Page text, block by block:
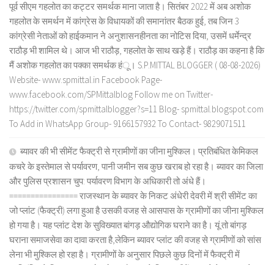
पूर्व सीएम गहलोत का कट्टर समर्थक माना जाता है। सितंबर 2022 में अब अशोक
गहलोत के समर्थन में कांग्रेस के विधायकों की समानांतर बैठक हुई, तब जिन 3
कांग्रेसी नेताओं को हाईकमान ने अनुशासनहीनता का नोटिस दिया, उसमें धर्मेन्द्र
राठौड़ भी शामिल थे। आज भी राठौड़, गहलोत के साथ खड़े हैं। राठौड़ का कहना है कि
मैं अशोक गहलोत का पक्का समर्थक हंू। S.P.MITTAL BLOGGER ( 08-08-2026)
Website- www.spmittal.in Facebook Page-
www.facebook.com/SPMittalblog Follow me on Twitter-
https://twitter.com/spmittalblogger?s=11 Blog- spmittal.blogspot.com
To Add in WhatsApp Group- 9166157932 To Contact- 9829071511
ब्यावर की भी सीमेंट फैक्ट्री से ग्रामीणों का जीना मुश्किल। प्रतिबंधित केमिकल
कचरे के इस्तेमाल से पर्यावरण, पानी जमीन सब कुछ खराब हो रहा है। ब्यावर का जिला
और पुलिस प्रशासन चुप: पर्यावरण विभाग के अधिकारी तो अंधे हैं।
================ राजस्थान के ब्यावर के निकट अंधेरी देवरी में श्री सीमेंट का
जो प्लांट (फैक्ट्री) लगा हुआ है उसकी वजह से आसपास के ग्रामीणों का जीना मुश्किल
हो गया है। यह प्लांट देश के सुविख्यात बांगड़ औद्योगिक घराने का है। यूं तो बांगड़
घराना समाजसेवा का दावा करता है,लेकिन ब्यावर प्लांट की वजह से ग्रामीणों को सांस
लेना भी मुश्किल हो रहा है। ग्रामीणों के अनुसार पिछले कुछ दिनों में फैक्ट्री में